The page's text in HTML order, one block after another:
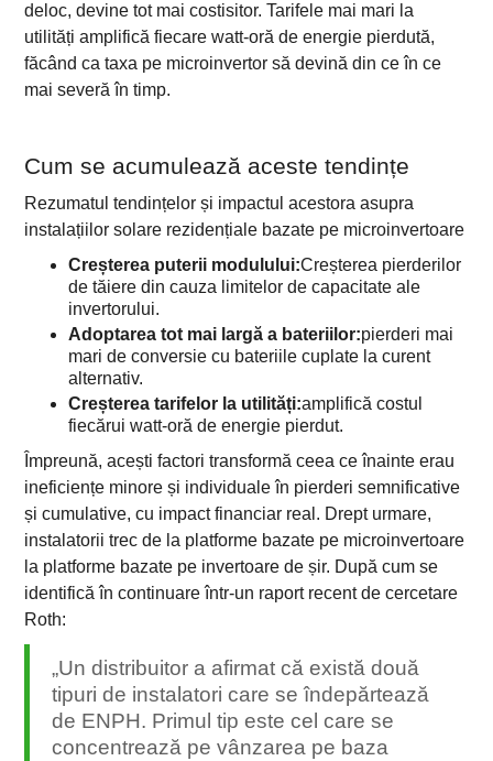
deloc, devine tot mai costisitor. Tarifele mai mari la
utilități amplifică fiecare watt-oră de energie pierdută,
făcând ca taxa pe microinvertor să devină din ce în ce
mai severă în timp.
Cum se acumulează aceste tendințe
Rezumatul tendințelor și impactul acestora asupra
instalațiilor solare rezidențiale bazate pe microinvertoare
Creșterea puterii modulului:Creșterea pierderilor
de tăiere din cauza limitelor de capacitate ale
invertorului.
Adoptarea tot mai largă a bateriilor:pierderi mai
mari de conversie cu bateriile cuplate la curent
alternativ.
Creșterea tarifelor la utilități:amplifică costul
fiecărui watt-oră de energie pierdut.
Împreună, acești factori transformă ceea ce înainte erau
ineficiențe minore și individuale în pierderi semnificative
și cumulative, cu impact financiar real. Drept urmare,
instalatorii trec de la platforme bazate pe microinvertoare
la platforme bazate pe invertoare de șir. După cum se
identifică în continuare într-un raport recent de cercetare
Roth:
„Un distribuitor a afirmat că există două
tipuri de instalatori care se îndepărtează
de ENPH. Primul tip este cel care se
concentrează pe vânzarea pe baza